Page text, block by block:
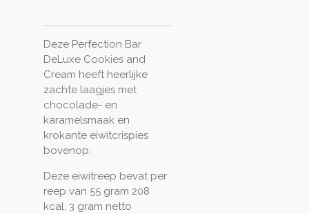
Deze Perfection Bar
DeLuxe Cookies and
Cream heeft heerlijke
zachte laagjes met
chocolade- en
karamelsmaak en
krokante eiwitcrispies
bovenop.
Deze eiwitreep bevat per
reep van 55 gram 208
kcal, 3 gram netto